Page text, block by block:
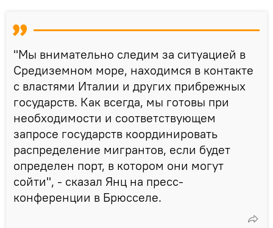
"Мы внимательно следим за ситуацией в
Средиземном море, находимся в контакте
с властями Италии и других прибрежных
государств. Как всегда, мы готовы при
необходимости и соответствующем
запросе государств координировать
распределение мигрантов, если будет
определен порт, в котором они могут
сойти", - сказал Янц на пресс-
конференции в Брюсселе.